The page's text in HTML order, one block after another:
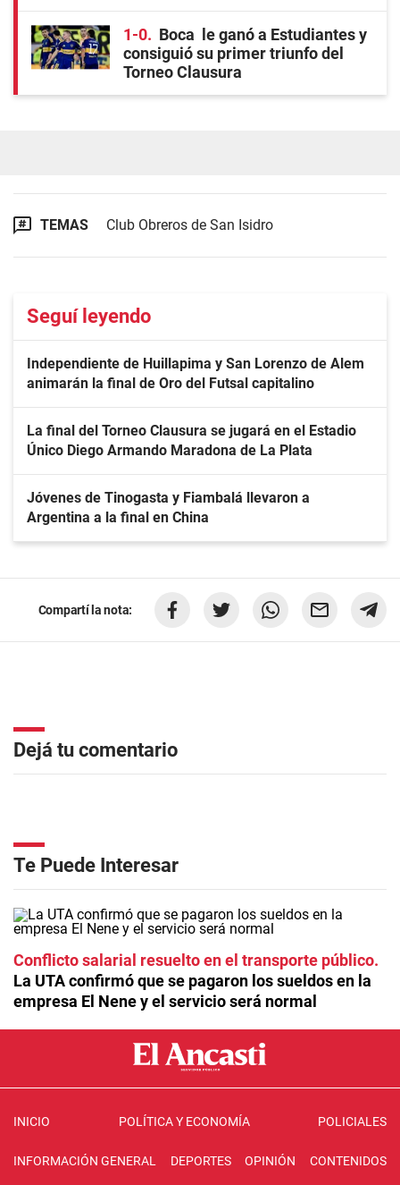
1-0
Boca le ganó a Estudiantes y
consiguió su primer triunfo del
Torneo Clausura
TEMAS Club Obreros de San Isidro
Seguí leyendo
Independiente de Huillapima y San Lorenzo de Alem
animarán la final de Oro del Futsal capitalino
La final del Torneo Clausura se jugará en el Estadio
Único Diego Armando Maradona de La Plata
Jóvenes de Tinogasta y Fiambalá llevaron a
Argentina a la final en China
Compartí la nota:
Dejá tu comentario
Te Puede Interesar
Conflicto salarial resuelto en el transporte público
La UTA confirmó que se pagaron los sueldos en la
empresa El Nene y el servicio será normal
INICIO POLÍTICA Y ECONOMÍA POLICIALES
INFORMACIÓN GENERAL DEPORTES OPINIÓN CONTENIDOS